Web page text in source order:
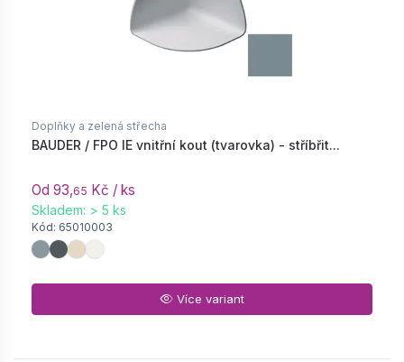
Doplňky a zelená střecha
BAUDER / FPO IE vnitřní kout (tvarovka) - stříbřit...
Od 93,65 Kč / ks
Skladem: > 5 ks
Kód: 65010003
Více variant